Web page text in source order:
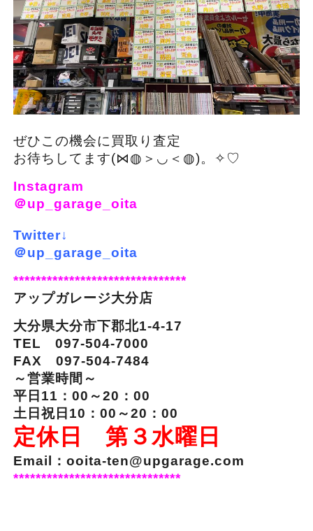
ぜひこの機会に買取り査定
お待ちしてます(⋈◍＞◡＜◍)。✧♡
Instagram
＠up_garage_oita
Twitter↓
＠up_garage_oita
*******************************
アップガレージ大分店
大分県大分市下郡北1-4-17
TEL 097-504-7000
FAX 097-504-7484
～営業時間～
平日11：00～20：00
土日祝日10：00～20：00
定休日 第３水曜日
Email：ooita-ten@upgarage.com
******************************